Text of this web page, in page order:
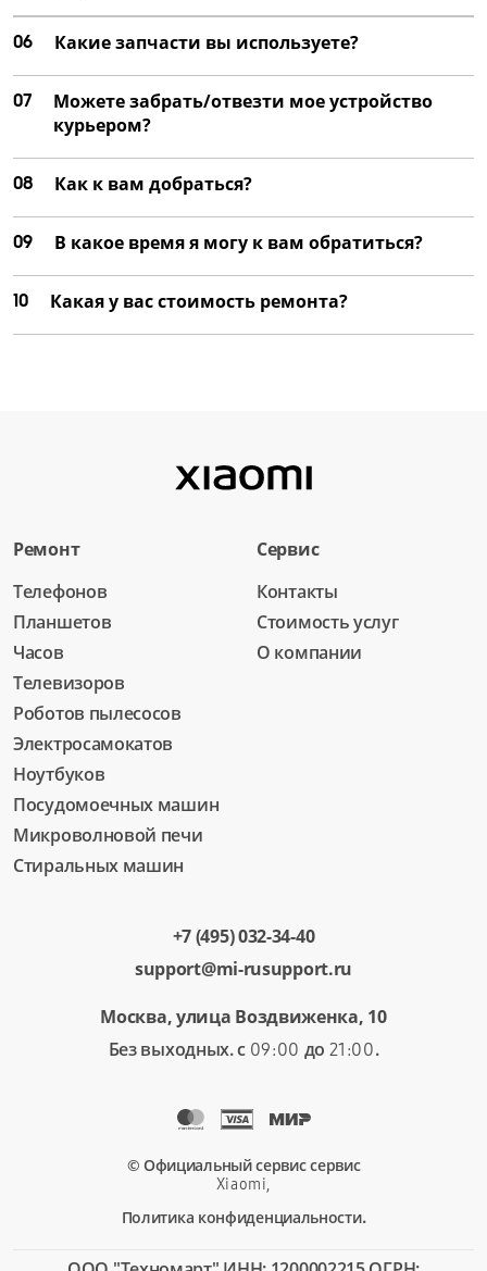
от 1 час
1080 руб
от 45 мин
Замена блока управления
от 1 час
Замена заливного клапана
1890 руб
от 1 час
Замена водоприемника
2250 руб
от 1 час
Замена пускового конденсатора
1400 руб
от 1 час
Замена держателей роликов
900 руб
Замена сетевого кабеля
от 45 мин
06 Какие запчасти вы используете?
07
Можете забрать/отвезти мое устройство
курьером?
08 Как к вам добраться?
09 В какое время я могу к вам обратиться?
10 Какая у вас стоимость ремонта?
Ремонт
Телефонов
Планшетов
Часов
Телевизоров
Роботов пылесосов
Электросамокатов
Ноутбуков
Посудомоечных машин
Микроволновой печи
Стиральных машин
Сервис
Контакты
Стоимость услуг
О компании
+7 (495) 032-34-40
support@mi-rusupport.ru
Москва, улица Воздвиженка, 10
Без выходных. с 09:00 до 21:00.
© Официальный сервис сервис
Xiaomi,
Политика конфиденциальности.